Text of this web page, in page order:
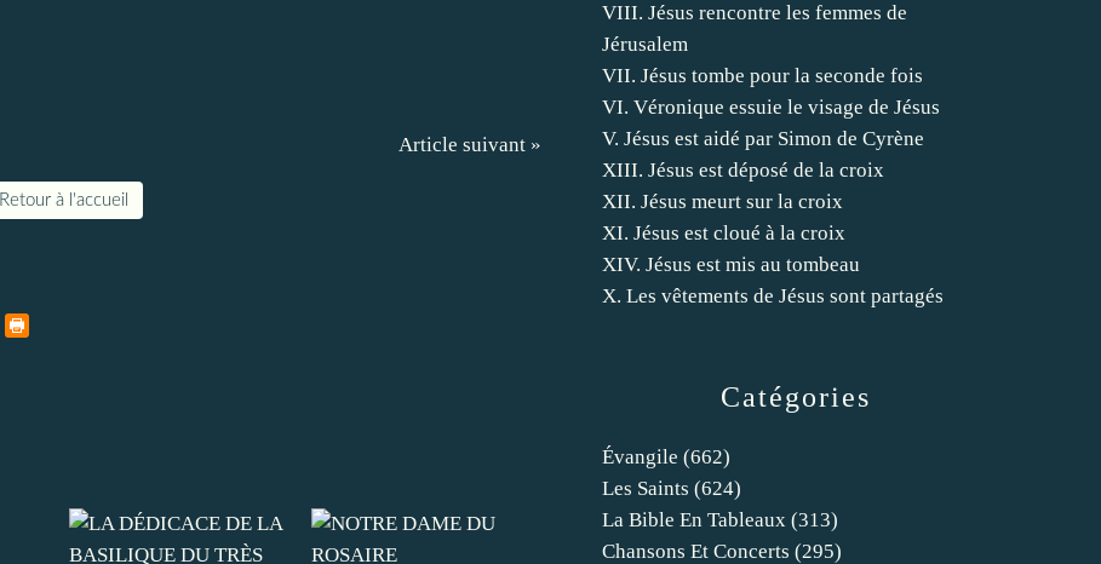
Article suivant »
Retour à l'accueil
Catégories
Évangile (662)
Les Saints (624)
La Bible En Tableaux (313)
Chansons Et Concerts (295)
VIII. Jésus rencontre les femmes de
Jérusalem
VII. Jésus tombe pour la seconde fois
VI. Véronique essuie le visage de Jésus
V. Jésus est aidé par Simon de Cyrène
XIII. Jésus est déposé de la croix
XII. Jésus meurt sur la croix
XI. Jésus est cloué à la croix
XIV. Jésus est mis au tombeau
X. Les vêtements de Jésus sont partagés